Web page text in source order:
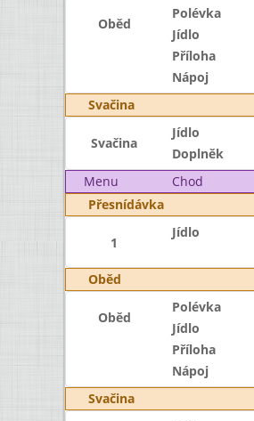
Oběd
Polévka
Jídlo
Příloha
Nápoj
Svačina
Svačina
Jídlo
Doplněk
Menu
Chod
Přesnídávka
1
Jídlo
Oběd
Oběd
Polévka
Jídlo
Příloha
Nápoj
Svačina